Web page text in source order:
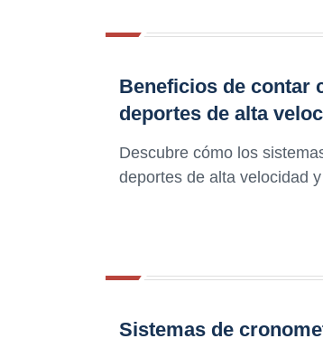
Beneficios de contar
deportes de alta
Descubre cómo los
deportes de alta velocidad
Sistemas de